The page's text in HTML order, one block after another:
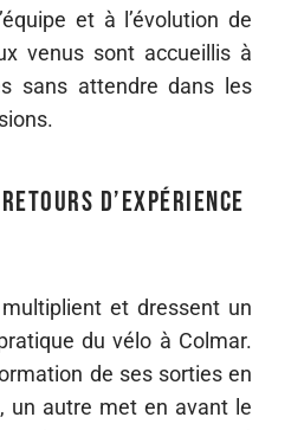
et à l’évolution de
venus sont accueillis à
sans attendre dans les
d’expérience
et dressent un
du vélo à Colmar.
de ses sorties en
un autre met en avant le